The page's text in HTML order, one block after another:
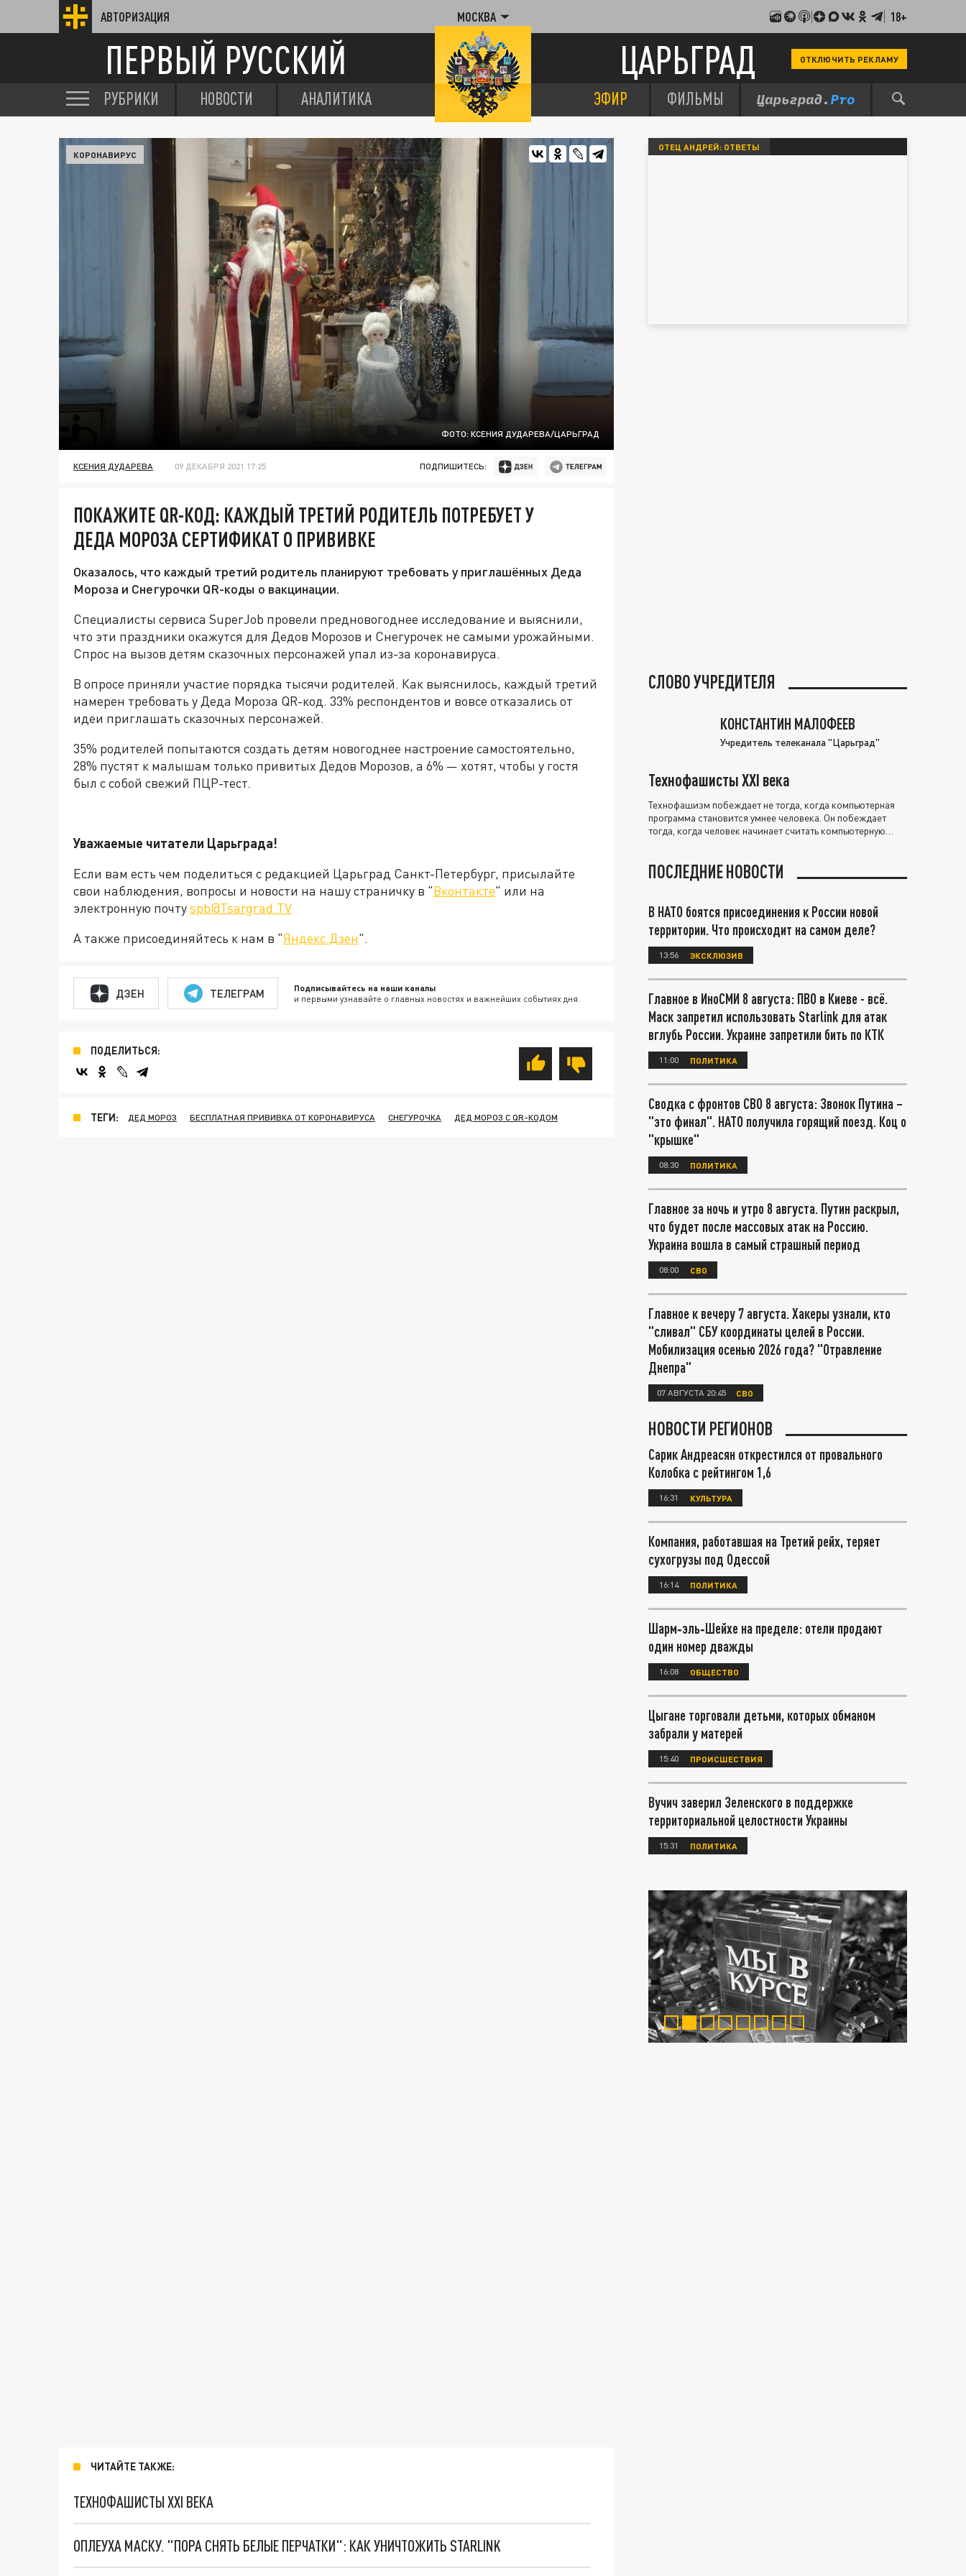
АВТОРИЗАЦИЯ МОСКВА 18+
ПЕРВЫЙ РУССКИЙ ЦАРЬГРАД ОТКЛЮЧИТЬ РЕКЛАМУ
РУБРИКИ НОВОСТИ АНАЛИТИКА ЭФИР ФИЛЬМЫ
ФОТО: КСЕНИЯ ДУДАРЕВА/ЦАРЬГРАД
КОРОНАВИРУС
КСЕНИЯ ДУДАРЕВА 09 ДЕКАБРЯ 2021 17:25 ПОДПИШИТЕСЬ:
ПОКАЖИТЕ QR-КОД: КАЖДЫЙ ТРЕТИЙ РОДИТЕЛЬ ПОТРЕБУЕТ У
ДЕДА МОРОЗА СЕРТИФИКАТ О ПРИВИВКЕ
Оказалось, что каждый третий родитель планируют требовать у приглашённых Деда
Мороза и Снегурочки QR-коды о вакцинации.
Специалисты сервиса SuperJob провели предновогоднее исследование и выяснили,
что эти праздники окажутся для Дедов Морозов и Снегурочек не самыми урожайными.
Спрос на вызов детям сказочных персонажей упал из-за коронавируса.
В опросе приняли участие порядка тысячи родителей. Как выяснилось, каждый третий
намерен требовать у Деда Мороза QR-код. 33% респондентов и вовсе отказались от
идеи приглашать сказочных персонажей.
35% родителей попытаются создать детям новогоднее настроение самостоятельно,
28% пустят к малышам только привитых Дедов Морозов, а 6% — хотят, чтобы у гостя
был с собой свежий ПЦР-тест.
Уважаемые читатели Царьграда!
Если вам есть чем поделиться с редакцией Царьград Санкт-Петербург, присылайте
свои наблюдения, вопросы и новости на нашу страничку в "Вконтакте" или на
электронную почтуspb@Tsargrad.TV
А также присоединяйтесь к нам в "Яндекс.Дзен".
ДЗЕН ТЕЛЕГРАМ Подписывайтесь на наши каналы
и первыми узнавайте о главных новостях и важнейших событиях дня.
ПОДЕЛИТЬСЯ:
ТЕГИ: ДЕД МОРОЗ БЕСПЛАТНАЯ ПРИВИВКА ОТ КОРОНАВИРУСА СНЕГУРОЧКА ДЕД МОРОЗ С QR-КОДОМ
ЧИТАЙТЕ ТАКЖЕ:
ТЕХНОФАШИСТЫ XXI ВЕКА
ОПЛЕУХА МАСКУ. "ПОРА СНЯТЬ БЕЛЫЕ ПЕРЧАТКИ": КАК УНИЧТОЖИТЬ STARLINK
ОТЕЦ АНДРЕЙ: ОТВЕТЫ
СЛОВО УЧРЕДИТЕЛЯ
КОНСТАНТИН МАЛОФЕЕВ
Учредитель телеканала "Царьград"
Технофашисты XXI века
Технофашизм побеждает не тогда, когда компьютерная
программа становится умнее человека. Он побеждает
тогда, когда человек начинает считать компьютерную
ПОСЛЕДНИЕ НОВОСТИ
В НАТО боятся присоединения к России новой
территории. Что происходит на самом деле?
13:56 ЭКСКЛЮЗИВ
Главное в ИноСМИ 8 августа: ПВО в Киеве - всё.
Маск запретил использовать Starlink для атак
вглубь России. Украине запретили бить по КТК
11:00 ПОЛИТИКА
Сводка с фронтов СВО 8 августа: Звонок Путина –
"это финал". НАТО получила горящий поезд. Коц о
"крышке"
08:30 ПОЛИТИКА
Главное за ночь и утро 8 августа. Путин раскрыл,
что будет после массовых атак на Россию.
Украина вошла в самый страшный период
08:00 СВО
Главное к вечеру 7 августа. Хакеры узнали, кто
"сливал" СБУ координаты целей в России.
Мобилизация осенью 2026 года? "Отравление
Днепра"
07 АВГУСТА 20:45 СВО
НОВОСТИ РЕГИОНОВ
Сарик Андреасян открестился от провального
Колобка с рейтингом 1,6
16:31 КУЛЬТУРА
Компания, работавшая на Третий рейх, теряет
сухогрузы под Одессой
16:14 ПОЛИТИКА
Шарм‑эль‑Шейхе на пределе: отели продают
один номер дважды
16:08 ОБЩЕСТВО
Цыгане торговали детьми, которых обманом
забрали у матерей
15:40 ПРОИСШЕСТВИЯ
Вучич заверил Зеленского в поддержке
территориальной целостности Украины
15:31 ПОЛИТИКА